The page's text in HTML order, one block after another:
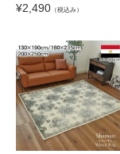
¥2,490 （税込み）